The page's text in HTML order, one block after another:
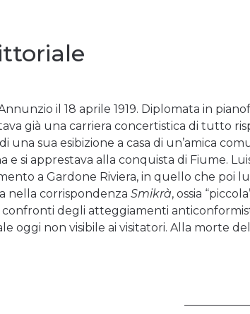
il 18 aprile 1919. Diplomata in
già una carriera concertistica di tutto
una sua esibizione a casa di un’amica
e si apprestava alla conquista di Fiume.
a Gardone Riviera, in quello che poi
nella corrispondenza Smikrà, ossia
degli atteggiamenti
oggi non visibile ai visitatori. Alla morte